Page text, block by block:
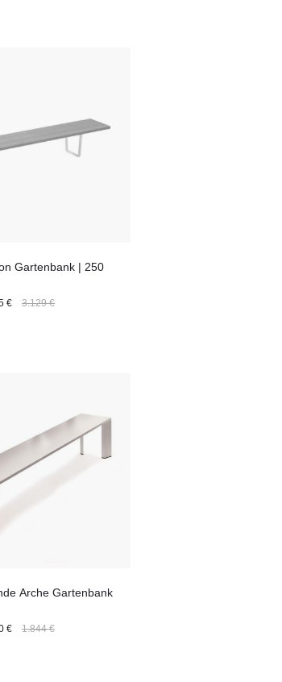
Gartenbank | 250
€ 3.129 €
Arche Gartenbank
€ 1.844 €